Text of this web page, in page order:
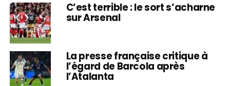
C’est terrible : le sort s’acharne
sur Arsenal
La presse française critique à
l’égard de Barcola après
l’Atalanta